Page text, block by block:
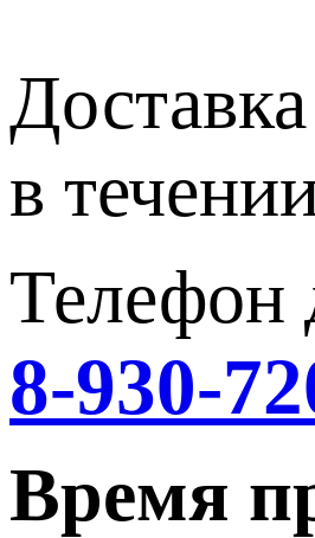
в
Телефон
8-930-
Время